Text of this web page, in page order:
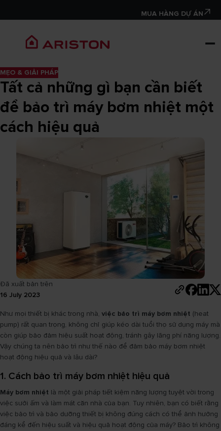
MUA HÀNG DỰ ÁN
MẸO & GIẢI PHÁP
Tất cả những gì bạn cần biết
để bảo trì máy bơm nhiệt một
cách hiệu quả
Đã xuất bản trên
16 July 2023
Như mọi thiết bị khác trong nhà, việc bảo trì máy bơm nhiệt (heat
pump) rất quan trọng, không chỉ giúp kéo dài tuổi thọ sử dụng máy mà
còn giúp bảo đảm hiệu suất hoạt động, tránh gây lãng phí năng lượng.
Vậy chúng ta nên bảo trì như thế nào để đảm bảo máy bơm nhiệt
hoạt động hiệu quả và lâu dài?
1. Cách bảo trì máy bơm nhiệt hiệu quả
Máy bơm nhiệt là một giải pháp tiết kiệm năng lượng tuyệt vời trong
việc sưởi ấm và làm mát căn nhà của bạn. Tuy nhiên, bạn có biết rằng
việc bảo trì và bảo dưỡng thiết bị không đúng cách có thể ảnh hưởng
đáng kể đến hiệu suất và hiệu quả hoạt động của máy? Bảo trì không